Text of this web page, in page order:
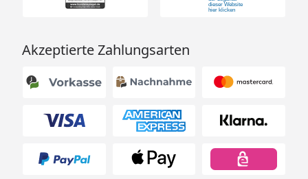
Akzeptierte Zahlungsarten